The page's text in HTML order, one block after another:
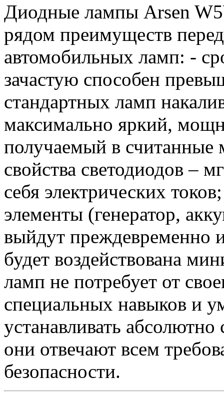
Диодные лампы Arsen
рядом преимуществ
автомобильных ламп: -
зачастую способен
стандартных ламп
максимально яркий,
получаемый в считанные
свойства светодиодов –
себя электрических
элементы (генератор,
выйдут преждевременно
будет воздействована
ламп не потребует от
специальных навыков и
устанавливать
они отвечают всем
безопасности.